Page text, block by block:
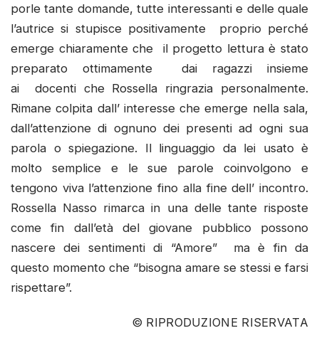
porle tante domande, tutte interessanti e delle quale
l’autrice si stupisce positivamente proprio perché
emerge chiaramente che il progetto lettura è stato
preparato ottimamente dai ragazzi insieme
ai docenti che Rossella ringrazia personalmente.
Rimane colpita dall’ interesse che emerge nella sala,
dall’attenzione di ognuno dei presenti ad ogni sua
parola o spiegazione. Il linguaggio da lei usato è
molto semplice e le sue parole coinvolgono e
tengono viva l’attenzione fino alla fine dell’ incontro.
Rossella Nasso rimarca in una delle tante risposte
come fin dall’età del giovane pubblico possono
nascere dei sentimenti di “Amore” ma è fin da
questo momento che “bisogna amare se stessi e farsi
rispettare”.
© RIPRODUZIONE RISERVATA